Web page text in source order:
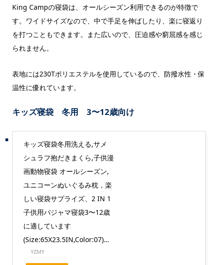
King Campの寝袋は、オールシーズン利用できるのが特徴で
す。ワイドサイズなので、中で手足を伸ばしたり、楽に寝返り
を打つこともできます。また広いので、圧迫感や窮屈感を感じ
られません。
表地には230Tポリエステルを使用しているので、防撥水性・保
温性に優れています。
キッズ寝袋 冬用 3〜12歳向け
キッズ寝袋冬用洗える,サメ
シュラフ抱だきまくら,子供漫
画動物寝袋 オールシーズン,
ユニコーンぬいぐるみ枕，楽
しい寝袋サプライズ、2 IN 1
子供用パジャマ寝袋3〜12歳
に適しています
(Size:65X23.5IN,Color:07)…
YZMY